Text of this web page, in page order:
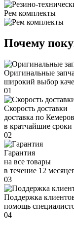
Рем комплекты
Почему
Оригинальные
широкий выбор
01
Скорость доставки
доставка по
в кратчайшие сроки
02
Гарантия
на все товары
в течение 12
03
Поддержка
помощь
04